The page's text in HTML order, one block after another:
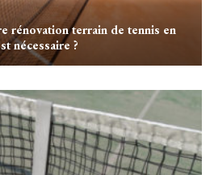
rénovation terrain de tennis en
nécessaire ?